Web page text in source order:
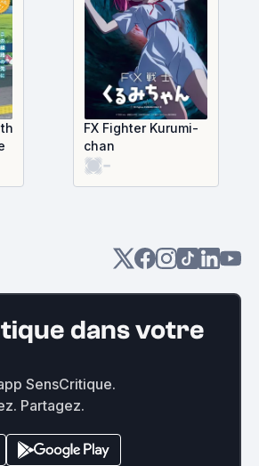
FX Fighter Kurumi-
chan
-
dans votre
SensCritique.
Partagez.